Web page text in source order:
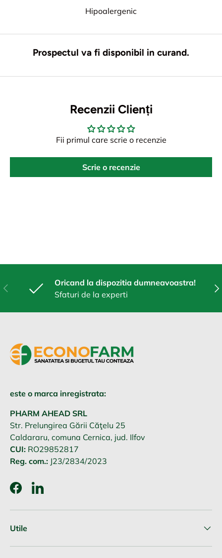
Hipoalergenic
Prospectul va fi disponibil in curand.
Recenzii Clienți
Fii primul care scrie o recenzie
Scrie o recenzie
Anterior
Oricand la dispozitia dumneavoastra!
Sfaturi de la experti
este o marca inregistrata:
PHARM AHEAD SRL
Str. Prelungirea Gării Căţelu 25
Caldararu, comuna Cernica, jud. Ilfov
CUI: RO29852817
Reg. com.: J23/2834/2023
FacebookLinkedIn
Utile